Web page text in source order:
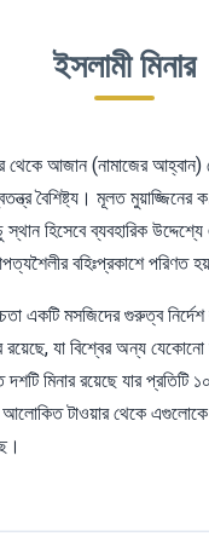
ইসলামী মিনার
থেকে আজান (নামাজের
বৈশিষ্ট্য। মূলত মুয়াজ্জিনের
হিসেবে ব্যবহারিক উদ্দেশ্যে
বহিঃপ্রকাশে পরিণত
একটি মসজিদের গুরুত্ব
রয়েছে, যা বিশ্বের অন্য
দশটি মিনার রয়েছে যার প্রতিটি
টাওয়ার থেকে